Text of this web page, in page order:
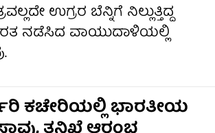
ಉಗ್ರರ ಬೆನ್ನಿಗೆ ನಿಲ್ಲುತ್ತಿದ್ದ
ನಡೆಸಿದ ವಾಯುದಾಳಿಯಲ್ಲಿ
ಕಚೇರಿಯಲ್ಲಿ ಭಾರತೀಯ